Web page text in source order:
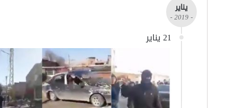
يناير
- 2019 -
21 يناير